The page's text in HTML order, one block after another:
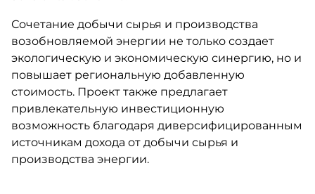
Сочетание добычи сырья и производства
возобновляемой энергии не только создает
экологическую и экономическую синергию, но и
повышает региональную добавленную
стоимость. Проект также предлагает
привлекательную инвестиционную
возможность благодаря диверсифицированным
источникам дохода от добычи сырья и
производства энергии.